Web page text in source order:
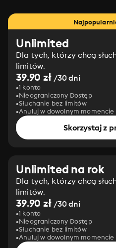
Unlimited
Dla tych, którzy chcą
limitów.
39.90 zł/30 dni
1 konto
Nieograniczony Dostęp
Słuchanie bez limitów
Anuluj w dowolnym momencie
Skorzystaj z
Unlimited na rok
Dla tych, którzy chcą
limitów.
39.90 zł/30 dni
1 konto
Nieograniczony Dostęp
Słuchanie bez limitów
Anuluj w dowolnym momencie